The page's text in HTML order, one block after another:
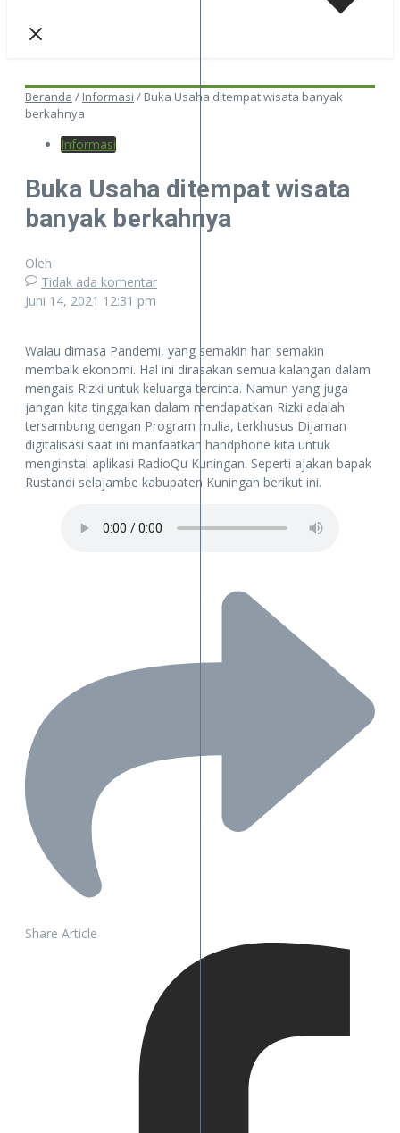
Beranda / Informasi / Buka Usaha ditempat wisata banyak
berkahnya
Informasi
Buka Usaha ditempat wisata
banyak berkahnya
Oleh
Tidak ada komentar
Juni 14, 2021 12:31 pm
Walau dimasa Pandemi, yang semakin hari semakin
membaik ekonomi. Hal ini dirasakan semua kalangan dalam
mengais Rizki untuk keluarga tercinta. Namun yang juga
jangan kita tinggalkan dalam mendapatkan Rizki adalah
tersambung dengan Program mulia, terkhusus Dijaman
digitalisasi saat ini manfaatkan handphone kita untuk
menginstal aplikasi RadioQu Kuningan. Seperti ajakan bapak
Rustandi selajambe kabupaten Kuningan berikut ini.
Share Article